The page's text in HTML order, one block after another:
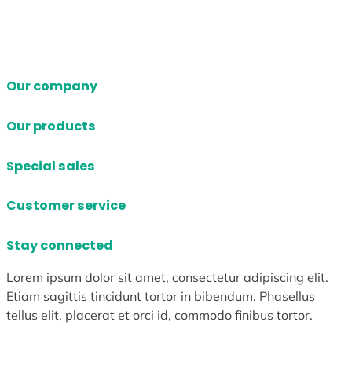
Our company
Our products
Special sales
Customer service
Stay connected
Lorem ipsum dolor sit amet, consectetur adipiscing elit.
Etiam sagittis tincidunt tortor in bibendum. Phasellus
tellus elit, placerat et orci id, commodo finibus tortor.